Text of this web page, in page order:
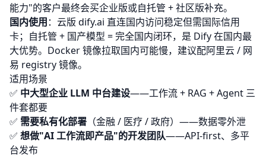
能力"的客户最终会买企业版或自托管 + 社区版补充。
国内使用：云版 dify.ai 直连国内访问稳定但需国际信用
卡；自托管 + 国产模型 = 完全国内闭环，是 Dify 在国内最
大优势。Docker 镜像拉取国内可能慢，建议配阿里云 / 网
易 registry 镜像。
适用场景
✅ 中大型企业 LLM 中台建设——工作流 + RAG + Agent 三
件套都要
✅ 需要私有化部署 （金融 / 医疗 / 政府）——数据零外泄
✅ 想做"AI 工作流即产品"的开发团队——API-first、多平
台发布